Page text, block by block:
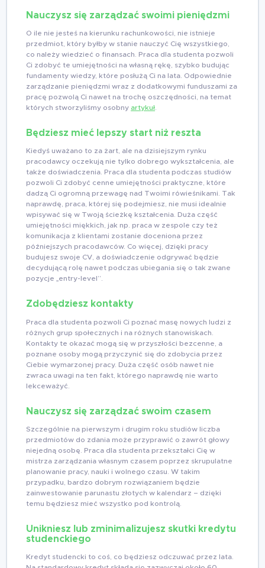
Nauczysz się zarządzać swoimi pieniędzmi
O ile nie jesteś na kierunku rachunkowości, nie istnieje
przedmiot, który byłby w stanie nauczyć Cię wszystkiego,
co należy wiedzieć o finansach. Praca dla studenta pozwoli
Ci zdobyć te umiejętności na własną rękę, szybko budując
fundamenty wiedzy, które posłużą Ci na lata. Odpowiednie
zarządzanie pieniędzmi wraz z dodatkowymi funduszami za
pracę pozwolą Ci nawet na trochę oszczędności, na temat
których stworzyliśmy osobny artykuł
Będziesz mieć lepszy start niż reszta
Kiedyś uważano to za żart, ale na dzisiejszym rynku
pracodawcy oczekują nie tylko dobrego wykształcenia, ale
także doświadczenia. Praca dla studenta podczas studiów
pozwoli Ci zdobyć cenne umiejętności praktyczne, które
dadzą Ci ogromną przewagę nad Twoimi rówieśnikami. Tak
naprawdę, praca, której się podejmiesz, nie musi idealnie
wpisywać się w Twoją ścieżkę kształcenia. Duża część
umiejętności miękkich, jak np. praca w zespole czy też
komunikacja z klientami zostanie doceniona przez
późniejszych pracodawców. Co więcej, dzięki pracy
budujesz swoje CV, a doświadczenie odgrywać będzie
decydującą rolę nawet podczas ubiegania się o tak zwane
pozycje „entry-level”.
Zdobędziesz kontakty
Praca dla studenta pozwoli Ci poznać masę nowych ludzi z
różnych grup społecznych i na różnych stanowiskach.
Kontakty te okazać mogą się w przyszłości bezcenne, a
poznane osoby mogą przyczynić się do zdobycia przez
Ciebie wymarzonej pracy. Duża część osób nawet nie
zwraca uwagi na ten fakt, którego naprawdę nie warto
lekceważyć.
Nauczysz się zarządzać swoim czasem
Szczególnie na pierwszym i drugim roku studiów liczba
przedmiotów do zdania może przyprawić o zawrót głowy
niejedną osobę. Praca dla studenta przekształci Cię w
mistrza zarządzania własnym czasem poprzez skrupulatne
planowanie pracy, nauki i wolnego czasu. W takim
przypadku, bardzo dobrym rozwiązaniem będzie
zainwestowanie parunastu złotych w kalendarz – dzięki
temu będziesz mieć wszystko pod kontrolą.
Unikniesz lub zminimalizujesz skutki kredytu
studenckiego
Kredyt studencki to coś, co będziesz odczuwać przez lata.